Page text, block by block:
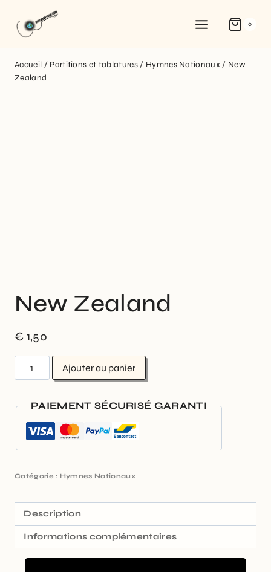
0
Accueil / Partitions et tablatures / Hymnes Nationaux / New
Zealand
New Zealand
€ 1,50
Ajouter au panier
PAIEMENT SÉCURISÉ GARANTI
Catégorie : Hymnes Nationaux
Description
Informations complémentaires